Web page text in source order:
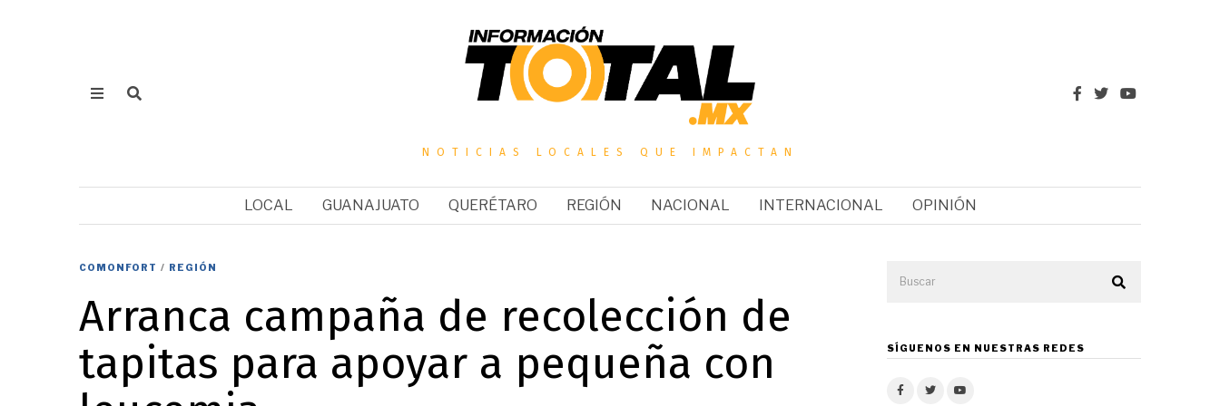
NOTICIAS LOCALES QUE IMPACTAN
LOCAL GUANAJUATO QUERÉTARO REGIÓN NACIONAL INTERNACIONAL OPINIÓN
COMONFORT / REGIÓN
Arranca campaña de recolección de
tapitas para apoyar a pequeña con
SÍGUENOS EN NUESTRAS REDES